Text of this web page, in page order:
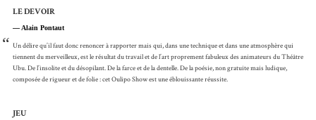
LE DEVOIR
Alain Pontaut
“ Un délire qu’il faut donc renoncer à rapporter mais qui, dans une technique et dans une atmosphère qui
tiennent du merveilleux, est le résultat du travail et de l’art proprement fabuleux des animateurs du Théâtre
Ubu. De l’insolite et du désopilant. De la farce et de la dentelle. De la poésie, non gratuite mais ludique,
composée de rigueur et de folie : cet Oulipo Show est une éblouissante réussite.
JEU